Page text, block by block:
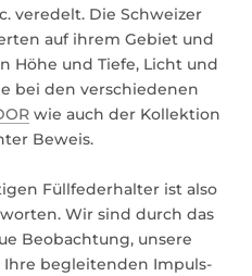
veredelt. Die Schweizer
auf ihrem Gebiet und
Höhe und Tiefe, Licht und
bei den verschiedenen
wie auch der Kollektion
Beweis.
Füllfederhalter ist also
Wir sind durch das
Beobachtung, unsere
begleitenden Impuls-